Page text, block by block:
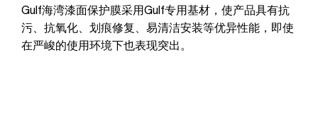
Gulf海湾漆面保护膜采用Gulf专用基材，使产品具有抗
污、抗氧化、划痕修复、易清洁安装等优异性能，即使
在严峻的使用环境下也表现突出。